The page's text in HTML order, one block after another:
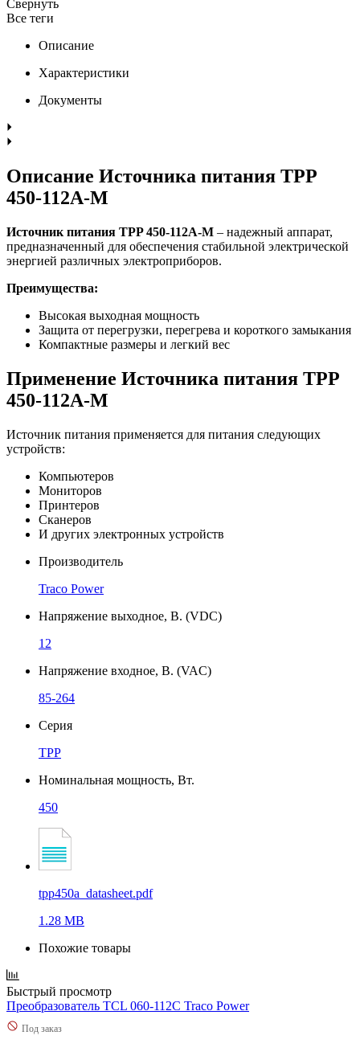
Свернуть
Все теги
Описание
Характеристики
Документы
Описание Источника питания TPP
450-112A-M
Источник питания TPP 450-112A-M – надежный аппарат,
предназначенный для обеспечения стабильной электрической
энергией различных электроприборов.
Преимущества:
Высокая выходная мощность
Защита от перегрузки, перегрева и короткого замыкания
Компактные размеры и легкий вес
Применение Источника питания TPP
450-112A-M
Источник питания применяется для питания следующих
устройств:
Компьютеров
Мониторов
Принтеров
Сканеров
И других электронных устройств
Производитель
Traco Power
Напряжение выходное, В. (VDC)
12
Напряжение входное, В. (VAC)
85-264
Серия
TPP
Номинальная мощность, Вт.
450
tpp450a_datasheet.pdf
1.28 MB
Похожие товары
Быстрый просмотр
Преобразователь TCL 060-112C Traco Power
Под заказ